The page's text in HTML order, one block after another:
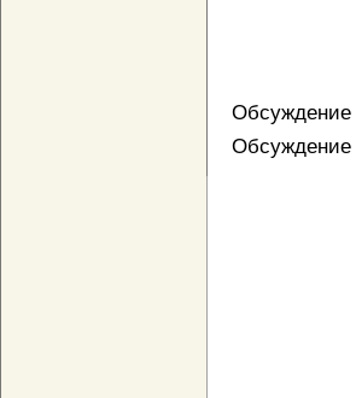
Обсуждение
Обсуждение